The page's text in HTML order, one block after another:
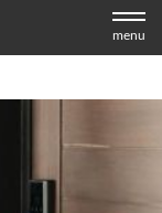
menu